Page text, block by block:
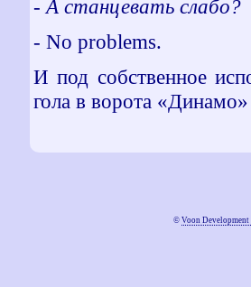
- А станцевать слабо?
- No problems.
И под собственное
гола в ворота
© Voon Development